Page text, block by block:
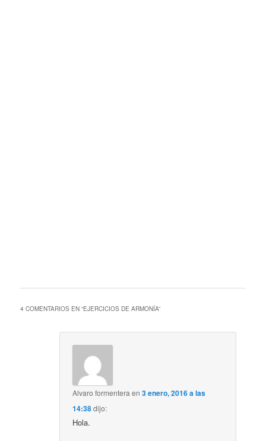
4 COMENTARIOS EN “EJERCICIOS DE ARMONÍA”
Alvaro formentera en3 enero, 2016 a las
14:38dijo:
Hola.